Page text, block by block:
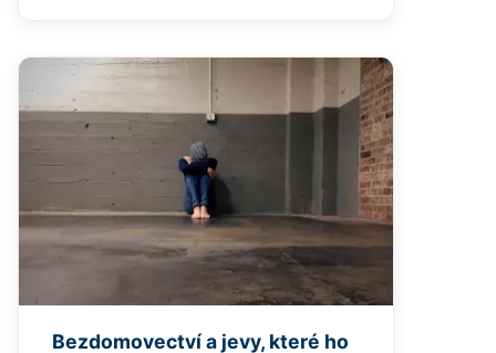
Bezdomovectví a jevy, které ho